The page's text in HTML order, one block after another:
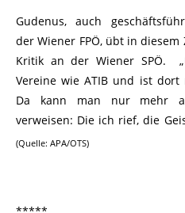
Gudenus, auch
der Wiener FPÖ, übt in
Kritik an der Wiener SPÖ.
Vereine wie ATIB und ist dort
Da kann man nur mehr
verweisen: Die ich rief, die
(Quelle: APA/OTS)